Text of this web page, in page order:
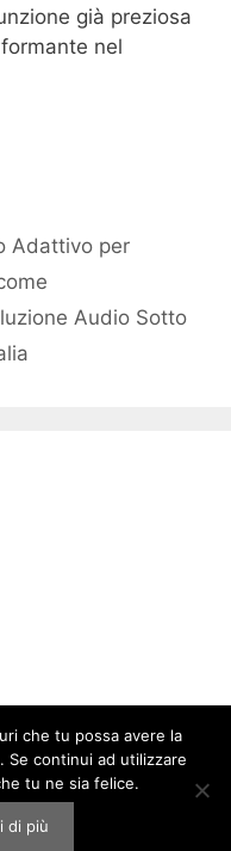
già preziosa
nel
Adattivo per
Audio Sotto
con
che tu possa avere la
Se continui ad utilizzare
tu ne sia felice.
di più